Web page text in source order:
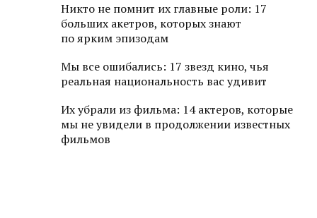
Никто не помнит их главные роли: 17
больших акетров, которых знают
по ярким эпизодам
Мы все ошибались: 17 звезд кино, чья
реальная национальность вас удивит
Их убрали из фильма: 14 актеров, которые
мы не увидели в продолжении известных
фильмов